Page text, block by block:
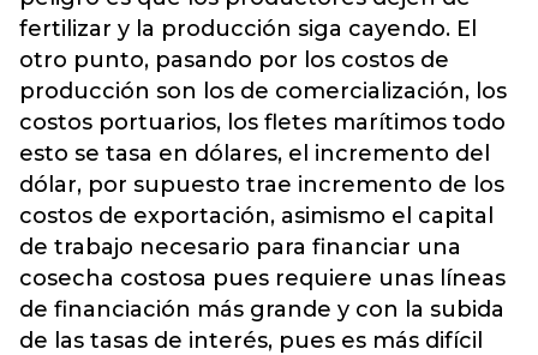
fertilizar y la producción siga cayendo. El
otro punto, pasando por los costos de
producción son los de comercialización, los
costos portuarios, los fletes marítimos todo
esto se tasa en dólares, el incremento del
dólar, por supuesto trae incremento de los
costos de exportación, asimismo el capital
de trabajo necesario para financiar una
cosecha costosa pues requiere unas líneas
de financiación más grande y con la subida
de las tasas de interés, pues es más difícil